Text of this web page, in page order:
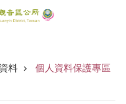
料 個人資料保護專區